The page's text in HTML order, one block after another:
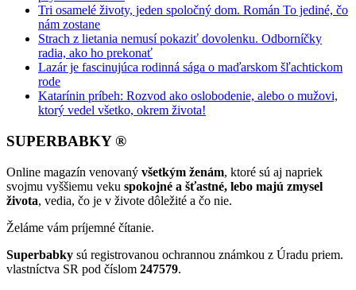
Tri osamelé životy, jeden spoločný dom. Román To jediné, čo
nám zostane
Strach z lietania nemusí pokaziť dovolenku. Odborníčky
radia, ako ho prekonať
Lazár je fascinujúca rodinná sága o maďarskom šľachtickom
rode
Katarínin príbeh: Rozvod ako oslobodenie, alebo o mužovi,
ktorý vedel všetko, okrem života!
SUPERBABKY ®
Online magazín venovaný všetkým ženám, ktoré sú aj napriek
svojmu vyššiemu veku spokojné a šťastné, lebo majú zmysel
života, vedia, čo je v živote dôležité a čo nie.
Želáme vám príjemné čítanie.
Superbabky sú registrovanou ochrannou známkou z Úradu priem.
vlastníctva SR pod číslom 247579.